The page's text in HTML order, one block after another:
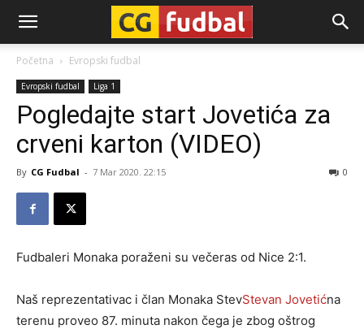
CG-
Fudbal
Početna Evropski fudbal
Evropski fudbal Liga 1
Pogledajte start Jovetića za
crveni karton (VIDEO)
By CG Fudbal - 7 Mar 2020. 22:15 0
Fudbaleri Monaka poraženi su večeras od Nice 2:1.
Naš reprezentativac i član Monaka StevStevan Jovetićna
terenu proveo 87. minuta nakon čega je zbog oštrog